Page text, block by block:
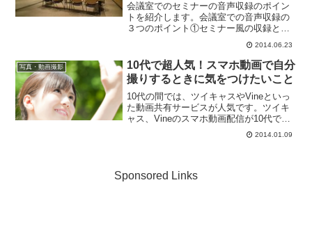
会議室でのセミナーの音声収録のポイン
トを紹介します。会議室での音声収録の
３つのポイント①セミナー風の収録とお
客さんのいる実際のセミナー収録では、
収録方法が異なるセミナー風の収録で
は、いつでもカットができ、見えない所
にマイクをしこんでおいて音...
2014.06.23
写真・動画撮影
10代で超人気！スマホ動画で自分
撮りするときに気をつけたいこと
10代の間では、ツイキャスやVineといっ
た動画共有サービスが人気です。ツイキ
ャス、Vineのスマホ動画配信が10代で人
気動画共有サービス、「ツイキャス」
「Vine」が10代に人気こちらの記事によ
2014.01.09
Sponsored Links